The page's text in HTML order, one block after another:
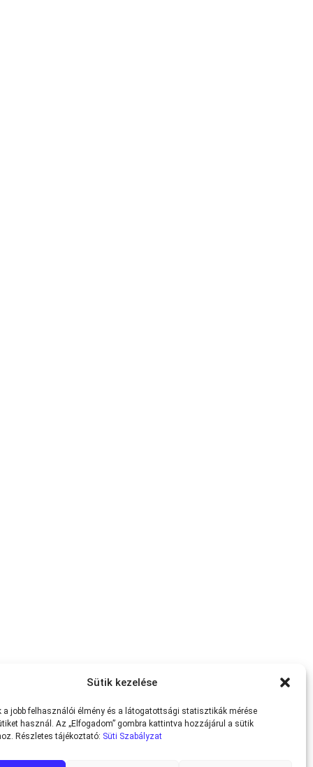
Sütik kezelése
a jobb felhasználói élmény és a látogatottsági statisztikák mérése
használ. Az „Elfogadom” gombra kattintva hozzájárul a sütik
Részletes tájékoztató: Süti Szabályzat